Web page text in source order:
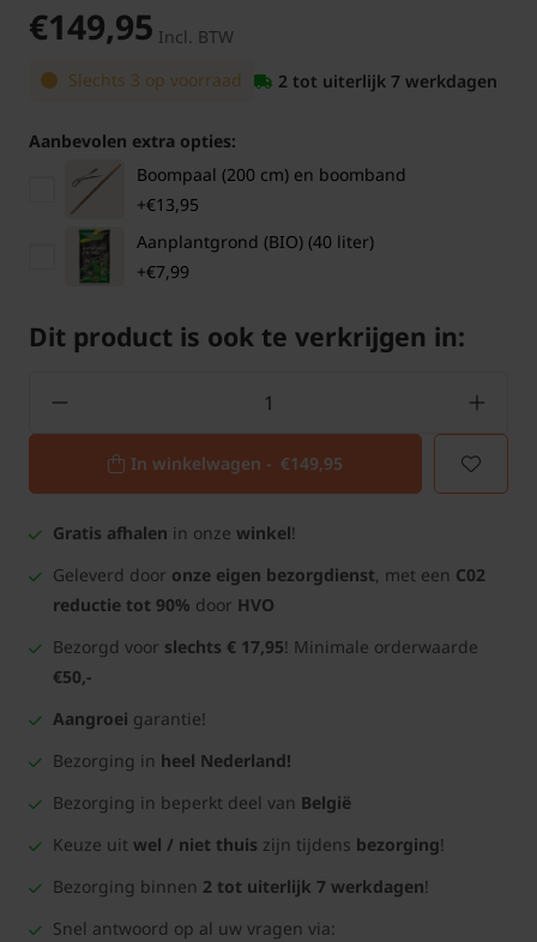
€149,95 Incl. BTW
Slechts 3 op voorraad
2 tot uiterlijk 7 werkdagen
Aanbevolen extra opties:
Boompaal (200 cm) en boomband
+€13,95
Aanplantgrond (BIO) (40 liter)
+€7,99
Dit product is ook te verkrijgen in:
In winkelwagen - €149,95
Gratis afhalen in onze winkel!
Geleverd door onze eigen bezorgdienst, met een C02
reductie tot 90% door HVO
Bezorgd voor slechts € 17,95! Minimale orderwaarde
€50,-
Aangroei garantie!
Bezorging in heel Nederland!
Bezorging in beperkt deel van België
Keuze uit wel / niet thuis zijn tijdens bezorging!
Bezorging binnen 2 tot uiterlijk 7 werkdagen!
Snel antwoord op al uw vragen via: